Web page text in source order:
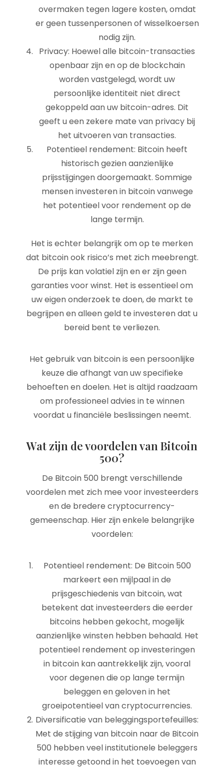
overmaken tegen lagere kosten, omdat
er geen tussenpersonen of wisselkoersen
nodig zijn.
Privacy: Hoewel alle bitcoin-transacties
openbaar zijn en op de blockchain
worden vastgelegd, wordt uw
persoonlijke identiteit niet direct
gekoppeld aan uw bitcoin-adres. Dit
geeft u een zekere mate van privacy bij
het uitvoeren van transacties.
Potentieel rendement: Bitcoin heeft
historisch gezien aanzienlijke
prijsstijgingen doorgemaakt. Sommige
mensen investeren in bitcoin vanwege
het potentieel voor rendement op de
lange termijn.
Het is echter belangrijk om op te merken
dat bitcoin ook risico’s met zich meebrengt.
De prijs kan volatiel zijn en er zijn geen
garanties voor winst. Het is essentieel om
uw eigen onderzoek te doen, de markt te
begrijpen en alleen geld te investeren dat u
bereid bent te verliezen.
Het gebruik van bitcoin is een persoonlijke
keuze die afhangt van uw specifieke
behoeften en doelen. Het is altijd raadzaam
om professioneel advies in te winnen
voordat u financiële beslissingen neemt.
Wat zijn de voordelen van Bitcoin
500?
De Bitcoin 500 brengt verschillende
voordelen met zich mee voor investeerders
en de bredere cryptocurrency-
gemeenschap. Hier zijn enkele belangrijke
voordelen:
Potentieel rendement: De Bitcoin 500
markeert een mijlpaal in de
prijsgeschiedenis van bitcoin, wat
betekent dat investeerders die eerder
bitcoins hebben gekocht, mogelijk
aanzienlijke winsten hebben behaald. Het
potentieel rendement op investeringen
in bitcoin kan aantrekkelijk zijn, vooral
voor degenen die op lange termijn
beleggen en geloven in het
groeipotentieel van cryptocurrencies.
Diversificatie van beleggingsportefeuilles:
Met de stijging van bitcoin naar de Bitcoin
500 hebben veel institutionele beleggers
interesse getoond in het toevoegen van